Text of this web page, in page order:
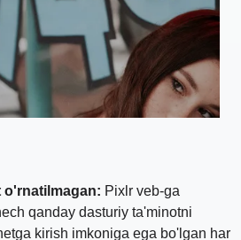
o'rnatilmagan: Pixlr veb-ga
qanday dasturiy ta'minotni
kirish imkoniga ega bo'lgan har